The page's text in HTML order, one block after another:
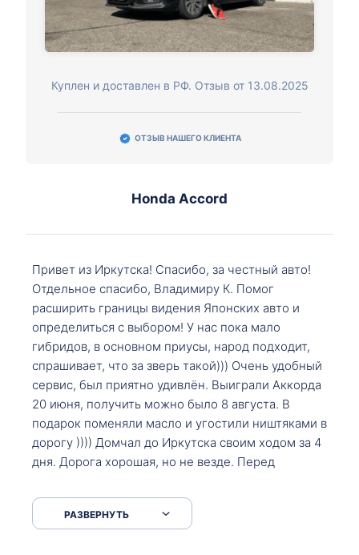
Куплен и доставлен в РФ. Отзыв от 13.08.2025
ОТЗЫВ НАШЕГО КЛИЕНТА
Honda Accord
Привет из Иркутска! Спасибо, за честный авто!
Отдельное спасибо, Владимиру К. Помог
расширить границы видения Японских авто и
определиться с выбором! У нас пока мало
гибридов, в основном приусы, народ подходит,
спрашивает, что за зверь такой))) Очень удобный
сервис, был приятно удивлён. Выиграли Аккорда
20 июня, получить можно было 8 августа. В
подарок поменяли масло и угостили ништяками в
дорогу )))) Домчал до Иркутска своим ходом за 4
дня. Дорога хорошая, но не везде. Перед
серпантинах по пути следования.
РАЗВЕРНУТЬ